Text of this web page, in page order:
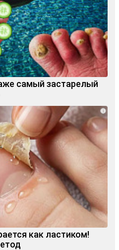
самый застарелый
i
как ластиком!